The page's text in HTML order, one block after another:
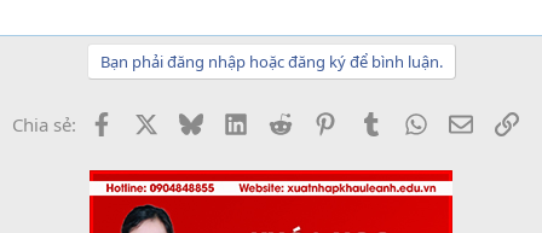
Bạn phải đăng nhập hoặc đăng ký để bình luận.
Chia sẻ: Facebook BlueskyLinkedInReddit PinterestTumblrWhatsApp
Email